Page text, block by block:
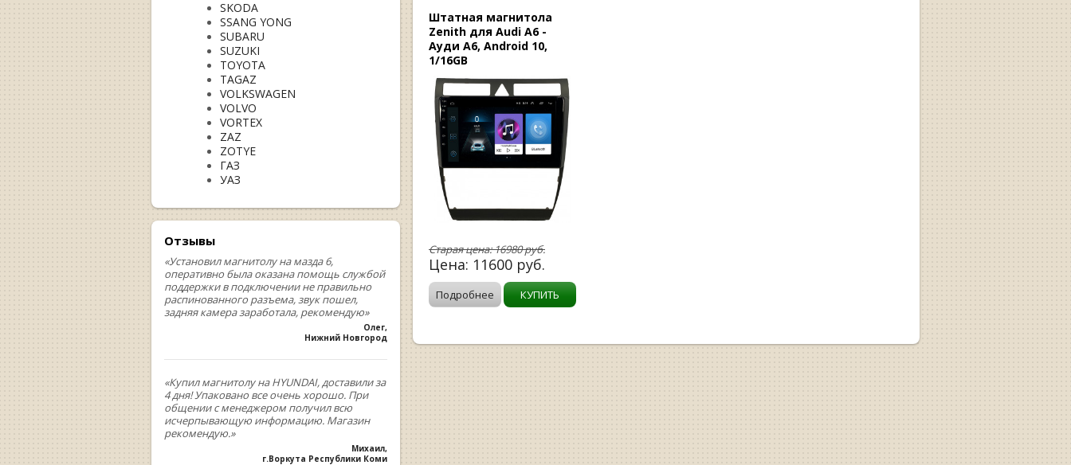
SKODA
SSANG YONG
SUBARU
SUZUKI
TOYOTA
TAGAZ
VOLKSWAGEN
VOLVO
VORTEX
ZAZ
ZOTYE
ГАЗ
УАЗ
Отзывы
«Установил магнитолу на мазда 6,
оперативно была оказана помощь службой
поддержки в подключении не правильно
распинованного разъема, звук пошел,
задняя камера заработала, рекомендую»
Олег,
Нижний Новгород
«Купил магнитолу на HYUNDAI, доставили за
4 дня! Упаковано все очень хорошо. При
общении с менеджером получил всю
исчерпывающую информацию. Магазин
рекомендую.»
Михаил,
г.Воркута Республики Коми
Штатная магнитола
Zenith для Audi A6 -
Ауди А6, Android 10,
1/16GB
Старая цена:16980руб.
Цена: 11600 руб.
Подробнее КУПИТЬ